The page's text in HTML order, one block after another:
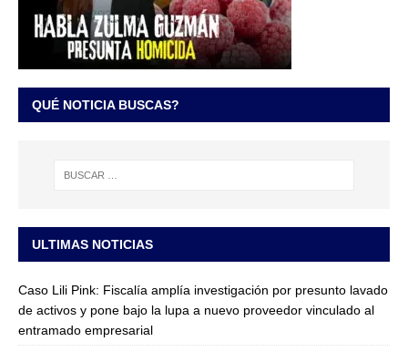
QUÉ NOTICIA BUSCAS?
ULTIMAS NOTICIAS
Caso Lili Pink: Fiscalía amplía investigación por presunto lavado
de activos y pone bajo la lupa a nuevo proveedor vinculado al
entramado empresarial